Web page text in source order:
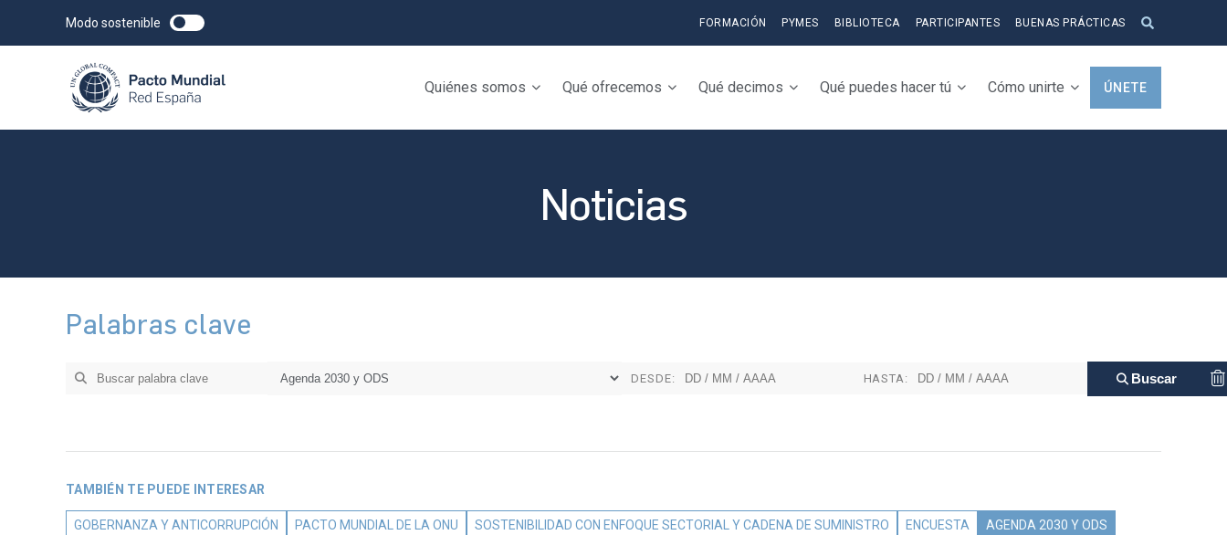
Modo sostenible FORMACIÓN PYMES BIBLIOTECA PARTICIPANTES BUENAS PRÁCTICAS
Quiénes somos Qué ofrecemos Qué decimos Qué puedes hacer tú Cómo unirte ÚNETE
Noticias
Palabras clave
DESDE: HASTA:
TAMBIÉN TE PUEDE INTERESAR
GOBERNANZA Y ANTICORRUPCIÓN PACTO MUNDIAL DE LA ONU SOSTENIBILIDAD CON ENFOQUE SECTORIAL Y CADENA DE SUMINISTRO ENCUESTA
AGENDA 2030 Y ODS